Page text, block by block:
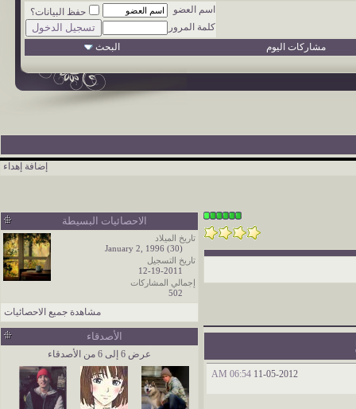
اسم العضو
حفظ البيانات؟
كلمة المرور
مشاركات اليوم
البحث
إضافة إهداء
11-05-2012
06:54 AM
الاحصائيات البسيطة
تاريخ الميلاد
January 2, 1996 (30)
تاريخ التسجيل
12-19-2011
إجمالي المشاركات
502
مشاهدة جميع الاحصائيات
الأصدقاء
عرض 6 إلى 6 من الأصدقاء